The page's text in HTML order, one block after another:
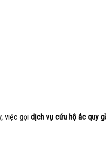
việc gọi dịch vụ cứu hộ ắc quy